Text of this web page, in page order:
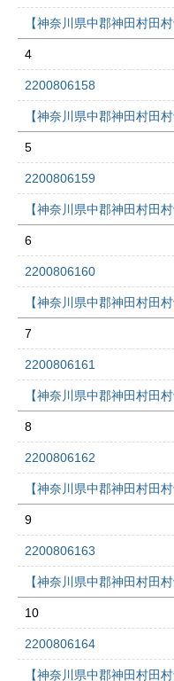
【神奈川県中郡神田村田
4
2200806158
【神奈川県中郡神田村田
5
2200806159
【神奈川県中郡神田村田
6
2200806160
【神奈川県中郡神田村田
7
2200806161
【神奈川県中郡神田村田
8
2200806162
【神奈川県中郡神田村田
9
2200806163
【神奈川県中郡神田村田
10
2200806164
【神奈川県中郡神田村田